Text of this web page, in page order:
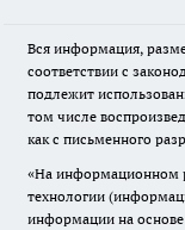
Вся информация,
соответствии с
подлежит
том числе
как с письменного
«На информационном
технологии
информации на основе